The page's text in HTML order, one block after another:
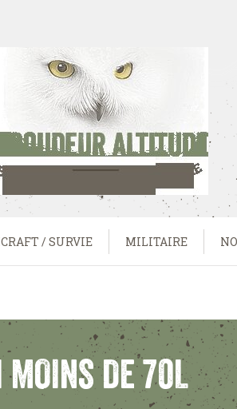
/ SURVIE MILITAIRE
MOINS DE 70L